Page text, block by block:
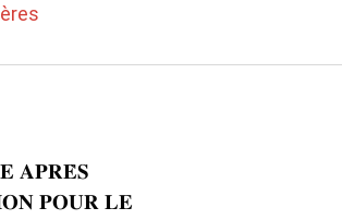
𝐀𝐏𝐑𝐄̀𝐒
𝐏𝐎𝐔𝐑 𝐋𝐄